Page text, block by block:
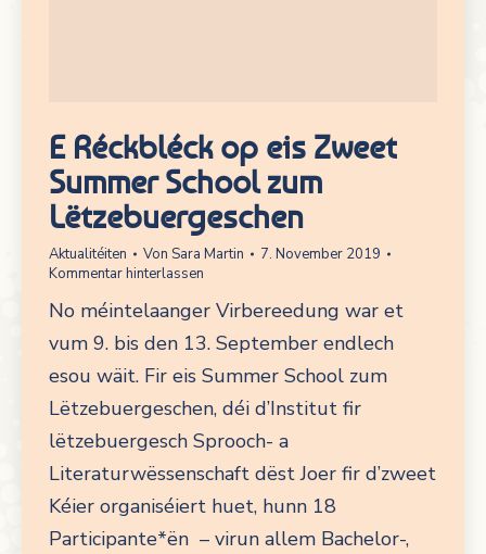
E Réckbléck op eis Zweet
Summer School zum
Lëtzebuergeschen
Aktualitéiten Von Sara Martin
7. November 2019
Kommentar hinterlassen
No méintelaanger Virbereedung war et
vum 9. bis den 13. September endlech
esou wäit. Fir eis Summer School zum
Lëtzebuergeschen, déi d’Institut fir
lëtzebuergesch Sprooch- a
Literaturwëssenschaft dëst Joer fir d’zweet
Kéier organiséiert huet, hunn 18
Participante*ën – virun allem Bachelor-,